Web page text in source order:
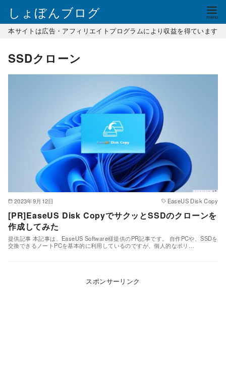
しょぼんブログ
本サイトは広告・アフィリエイトプログラムにより収益を得ています
SSDクローン
2023年9月12日 EaseUS Disk Copy
[PR]EaseUS Disk CopyでサクッとSSDのクローンを
作成してみた
提供記事 本記事は、EaseUS Software様提供のPR記事です。 自作PCや、SSDを
交換できるノートPCを基本的に利用しているのですが、個人的なポリ…
スポンサーリンク